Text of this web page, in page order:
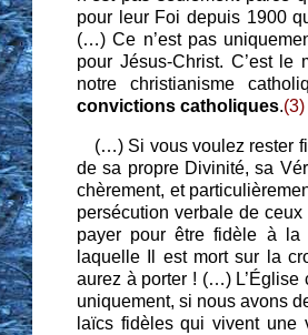
pour leur Foi depuis 1900
(…) Ce n’est pas
pour Jésus-Christ. C’est
notre christianisme
convictions catholiques.(3)
(…) Si vous voulez rester
de sa propre Divinité, sa
chèrement, et
persécution verbale de
payer pour être fidèle à
laquelle Il est mort sur la
aurez à porter ! (…) L’Église
uniquement, si nous avons
laïcs fidèles qui vivent une